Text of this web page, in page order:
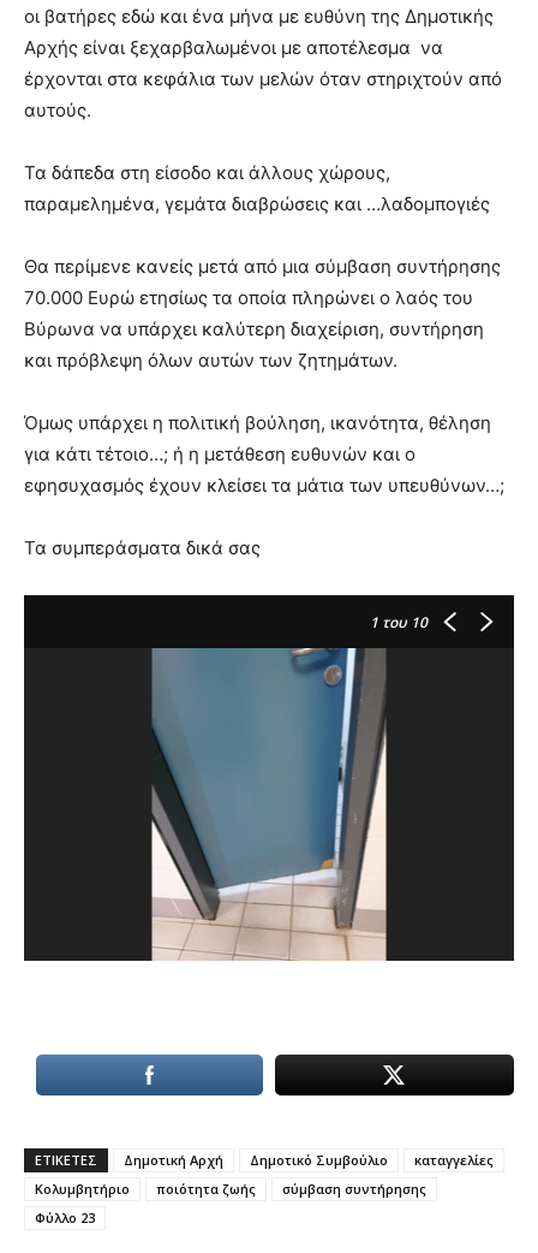
οι βατήρες εδώ και ένα μήνα με ευθύνη της Δημοτικής
Αρχής είναι ξεχαρβαλωμένοι με αποτέλεσμα να
έρχονται στα κεφάλια των μελών όταν στηριχτούν από
αυτούς.
Τα δάπεδα στη είσοδο και άλλους χώρους,
παραμελημένα, γεμάτα διαβρώσεις και …λαδομπογιές
Θα περίμενε κανείς μετά από μια σύμβαση συντήρησης
70.000 Ευρώ ετησίως τα οποία πληρώνει ο λαός του
Βύρωνα να υπάρχει καλύτερη διαχείριση, συντήρηση
και πρόβλεψη όλων αυτών των ζητημάτων.
Όμως υπάρχει η πολιτική βούληση, ικανότητα, θέληση
για κάτι τέτοιο…; ή η μετάθεση ευθυνών και ο
εφησυχασμός έχουν κλείσει τα μάτια των υπευθύνων…;
Τα συμπεράσματα δικά σας
1 του 10
ΕΤΙΚΕΤΕΣ Δημοτική Αρχή Δημοτικό Συμβούλιο
καταγγελίες
Κολυμβητήριο
ποιότητα ζωής
σύμβαση συντήρησης
Φύλλο 23